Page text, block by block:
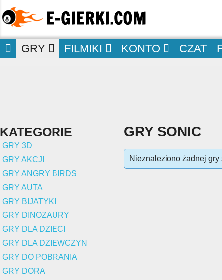
GRY FILMIKI KONTO CZAT
GRY SONIC
Nieznaleziono żadnej gry
KATEGORIE
GRY 3D
GRY AKCJI
GRY ANGRY BIRDS
GRY AUTA
GRY BIJATYKI
GRY DINOZAURY
GRY DLA DZIECI
GRY DLA DZIEWCZYN
GRY DO POBRANIA
GRY DORA